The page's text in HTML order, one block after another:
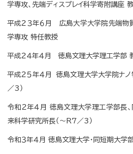
学専攻、先端ディスプレイ科学寄附講座
平成２３年６月 広島大学大学院先端物
学専攻 特任教授
平成２４年４月 徳島文理大学理工学部
平成２５年４月 徳島文理大学大学院ナ
／3）
令和２年４月 徳島文理大学理工学部長
来科学研究所長（～R7／3）
令和３年４月 徳島文理大学・同短期大学